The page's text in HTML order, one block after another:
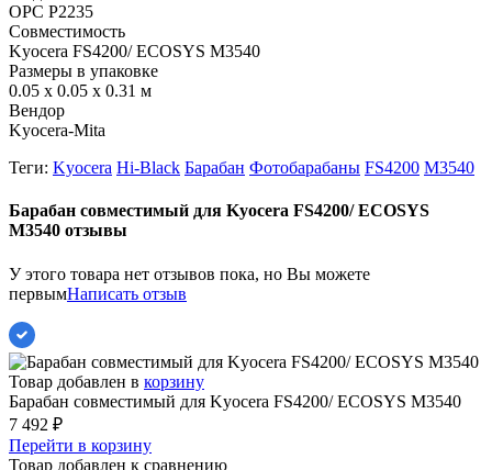
OPC P2235
Совместимость
Kyocera FS4200/ ECOSYS M3540
Размеры в упаковке
0.05 x 0.05 x 0.31 м
Вендор
Kyocera-Mita
Теги: Kyocera Hi-Black Барабан Фотобарабаны FS4200 M3540
Барабан совместимый для Kyocera FS4200/ ECOSYS
M3540 отзывы
У этого товара нет отзывов пока, но Вы можете
первымНаписать отзыв
Товар добавлен в корзину
Барабан совместимый для Kyocera FS4200/ ECOSYS M3540
7 492 ₽
Перейти в корзину
Товар добавлен к сравнению